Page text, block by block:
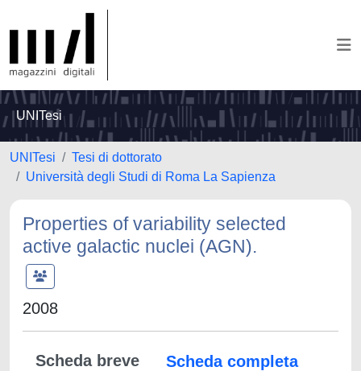
UNITesi
UNITesi
Tesi di dottorato
Università degli Studi di Roma La Sapienza
Properties of variability selected
active galactic nuclei (AGN).
2008
Scheda breve
Scheda completa